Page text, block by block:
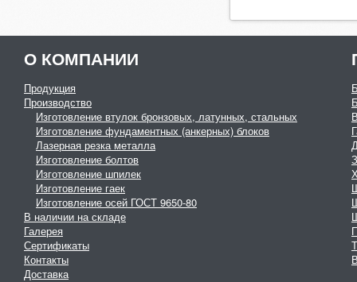
О КОМПАНИИ
Продукция
Производство
Изготовление втулок бронзовых, латунных, стальных
Изготовление фундаментных (анкерных) блоков
Лазерная резка металла
Изготовление болтов
Изготовление шпилек
Изготовление гаек
Изготовление осей ГОСТ 9650-80
В наличии на складе
Галерея
Сертификаты
Контакты
Доставка